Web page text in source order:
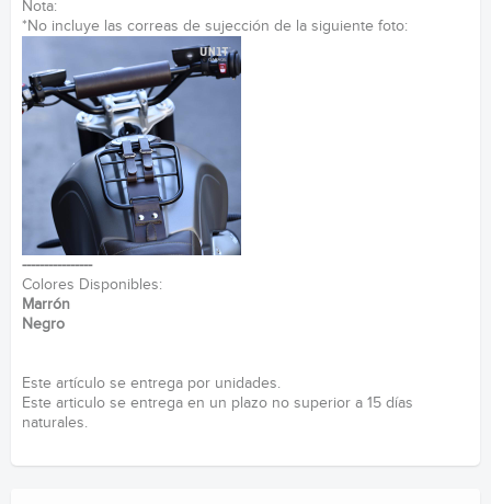
Nota:
*No incluye las correas de sujección de la siguiente foto:
----------------
Colores Disponibles:
Marrón
Negro
Este artículo se entrega por unidades.
Este articulo se entrega en un plazo no superior a 15 días
naturales.